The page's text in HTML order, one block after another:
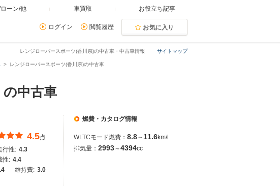
ーン/他 車買取 お役立ち記事
ログイン 閲覧履歴 お気に入り
サイトマップ
レンジローバースポーツ(香川県)の中古車・中古車情報
レンジローバースポーツ(香川県)の中古車
中古車
4.5点
行性: 4.3
性: 4.4
維持費: 3.0
燃費・カタログ情報
WLTCモード燃費： 8.8～ 11.6km/l
排気量： 2993～4394cc